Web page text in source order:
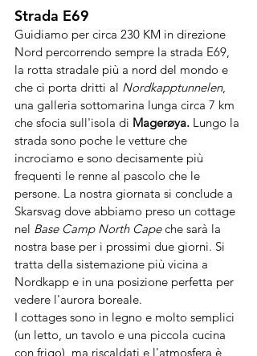
Strada E69
Guidiamo per circa 230 KM in direzione
Nord percorrendo sempre la strada E69,
la rotta stradale più a nord del mondo e
che ci porta dritti al Nordkapptunnelen,
una galleria sottomarina lunga circa 7 km
che sfocia sull'isola di Magerøya. Lungo la
strada sono poche le vetture che
incrociamo e sono decisamente più
frequenti le renne al pascolo che le
persone. La nostra giornata si conclude a
Skarsvag dove abbiamo preso un cottage
nel Base Camp North Cape che sarà la
nostra base per i prossimi due giorni. Si
tratta della sistemazione più vicina a
Nordkapp e in una posizione perfetta per
vedere l'aurora boreale.
I cottages sono in legno e molto semplici
(un letto, un tavolo e una piccola cucina
con frigo), ma riscaldati e l'atmosfera è